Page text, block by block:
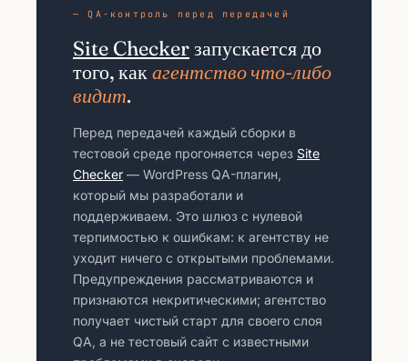
— QA-контроль перед передачей
Site Checkerзапускается до
того, какагентство что-либо
видит.
Перед передачей каждый сборки в
тестовой среде прогоняется через Site
Checker — WordPress QA-плагин,
который мы разработали и
поддерживаем. Это шлюз с нулевой
терпимостью к ошибкам: к агентству не
уходит ничего с открытыми проблемами.
Предупреждения рассматриваются и
признаются некритическими; агентство
получает чистый старт для своего слоя
QA, а не тестовый сайт с известными